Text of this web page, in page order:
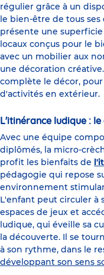
régulier grâce à un
le bien-être de tous ses
présente une superficie
locaux conçus pour le
avec un mobilier aux
une décoration
complète le décor,
d'activités en extérieur.
L'itinérance ludique :
Avec une équipe
diplômés, la micro-
profit les bienfaits de
pédagogie qui repose
environnement
L'enfant peut circuler à
espaces de jeux et
ludique, qui éveille sa
la découverte. Il se
à son rythme, dans le
développant son sens